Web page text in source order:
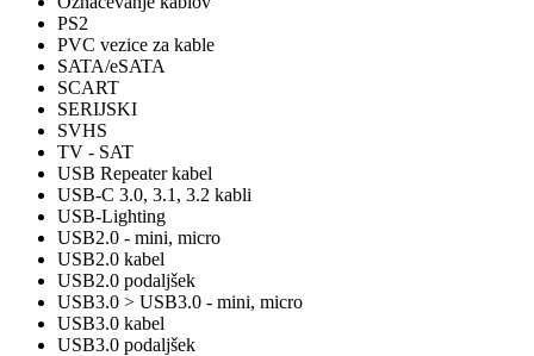
PS2
PVC vezice za kable
SATA/eSATA
SCART
SERIJSKI
SVHS
TV - SAT
USB Repeater kabel
USB-C 3.0, 3.1, 3.2 kabli
USB-Lighting
USB2.0 - mini, micro
USB2.0 kabel
USB2.0 podaljšek
USB3.0 > USB3.0 - mini, micro
USB3.0 kabel
USB3.0 podaljšek